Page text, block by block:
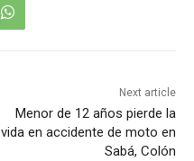
Next article
Menor de 12 años pierde la
vida en accidente de moto en
Sabá, Colón